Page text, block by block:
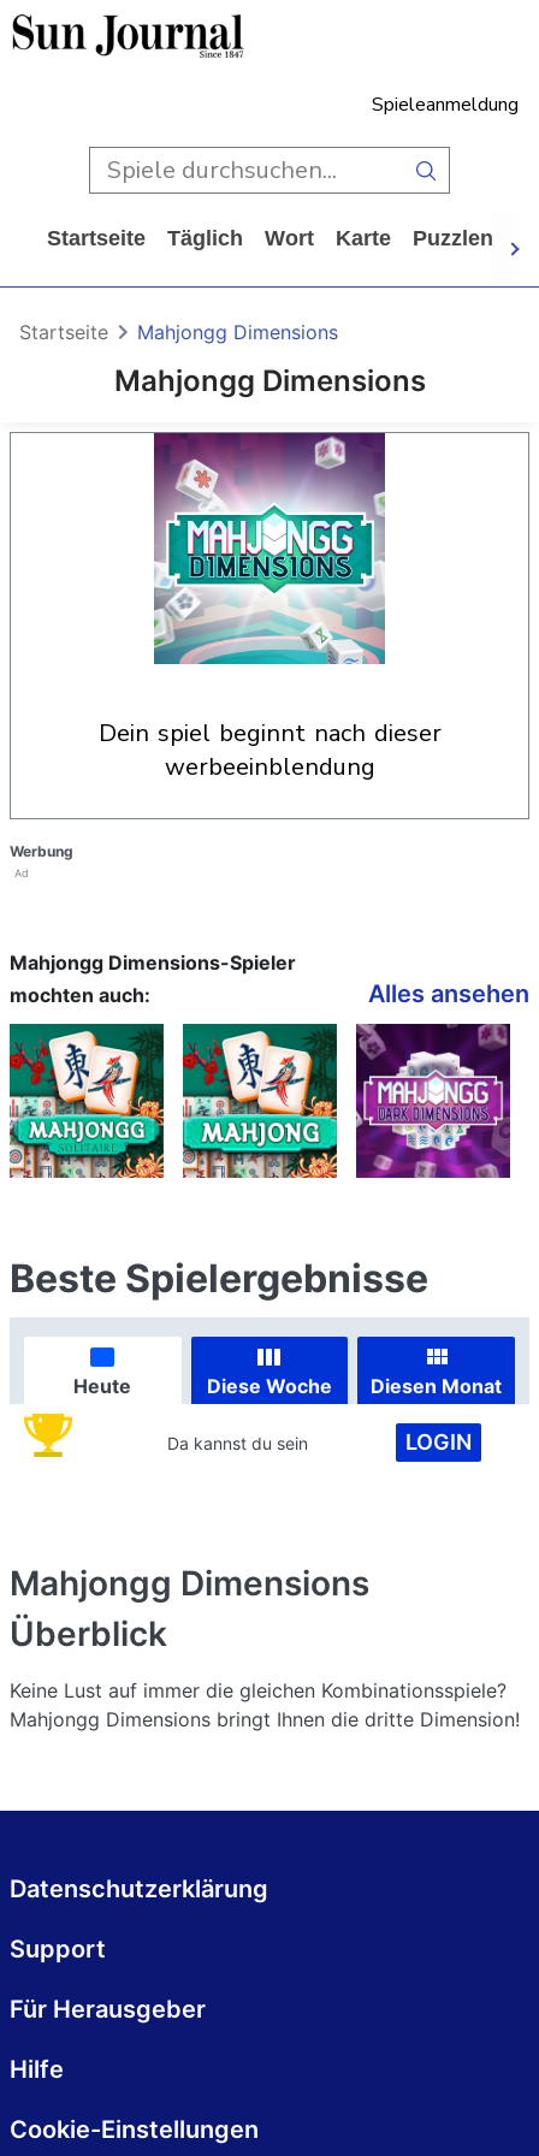
Spieleanmeldung
Startseite Täglich Wort Karte Puzzlen
Mahjongg Dimensions
Startseite Mahjongg Dimensions
dein spiel beginnt nach dieser
werbeeinblendung
Werbung
Ad
Mahjongg Dimensions-Spieler
mochten auch:
Alles ansehen
Beste Spielergebnisse
Heute Diese Woche Diesen Monat
Da kannst du sein LOGIN
Mahjongg Dimensions
Überblick
Keine Lust auf immer die gleichen Kombinationsspiele?
Mahjongg Dimensions bringt Ihnen die dritte Dimension!
Datenschutzerklärung
Support
Für Herausgeber
Hilfe
Cookie-Einstellungen